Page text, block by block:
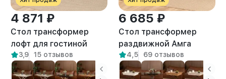
4 871 ₽
Стол трансформер
лофт для гостиной
Кемь белый/амаретто
3,9 15 отзывов
6 685 ₽
Стол трансформер
раздвижной Амга
белый/амаретто
4,5 69 отзывов